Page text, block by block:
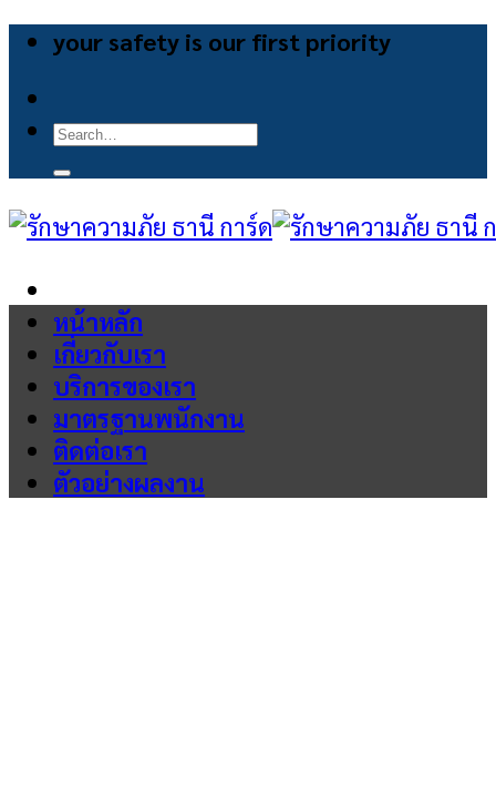
Skip
content
your safety is our first priority
Search
หน้าหลัก
เกี่ยวกับเรา
บริการของเรา
มาตรฐานพนักงาน
ติดต่อเรา
ตัวอย่างผลงาน